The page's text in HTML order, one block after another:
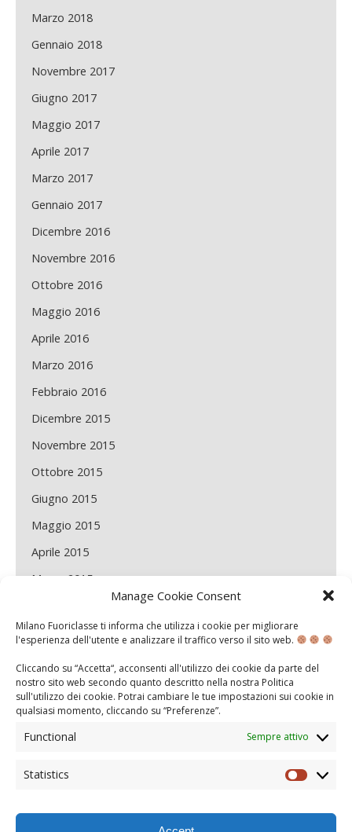
Manage Cookie Consent
Milano Fuoriclasse ti informa che utilizza i cookie per migliorare
l'esperienza dell'utente e analizzare il traffico verso il sito web.
Cliccando su “Accetta“, acconsenti all'utilizzo dei cookie da parte del
nostro sito web secondo quanto descritto nella nostra Politica
sull'utilizzo dei cookie. Potrai cambiare le tue impostazioni sui cookie in
qualsiasi momento, cliccando su “Preferenze”.
Functional Sempre attivo
Statistics
Marzo 2018
Gennaio 2018
Novembre 2017
Giugno 2017
Maggio 2017
Aprile 2017
Marzo 2017
Gennaio 2017
Dicembre 2016
Novembre 2016
Ottobre 2016
Maggio 2016
Aprile 2016
Marzo 2016
Febbraio 2016
Dicembre 2015
Novembre 2015
Ottobre 2015
Giugno 2015
Maggio 2015
Aprile 2015
Marzo 2015
Gennaio 2015
Novembre 2014
Maggio 2014
Aprile 2014